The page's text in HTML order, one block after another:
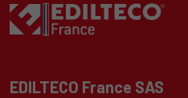
EDILTECO France SAS